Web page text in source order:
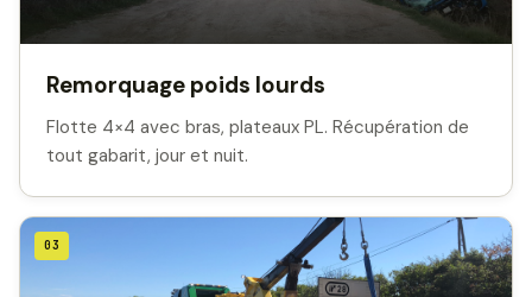
Remorquage poids lourds
Flotte 4×4 avec bras, plateaux PL. Récupération de
tout gabarit, jour et nuit.
03